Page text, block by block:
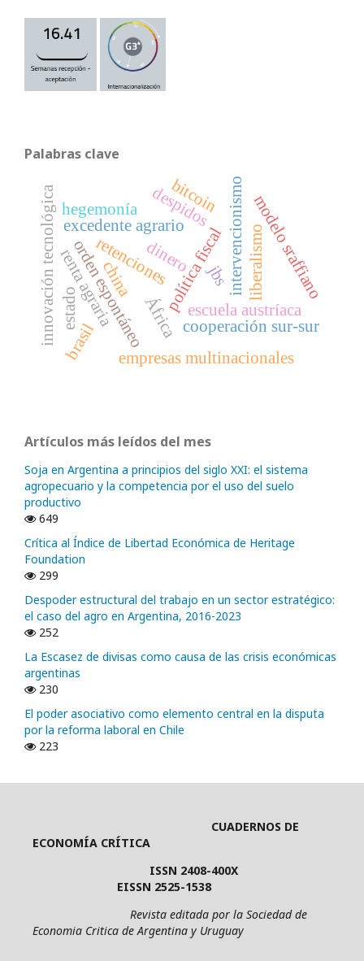
Palabras clave
política fiscal
excedente agrario
escuela austríaca
intervencionismoliberalismo
orden espontáneo
retenciones
renta agraria África
empresas multinacionales
china
cooperación sur-sur
modelo sraffiano
innovación tecnológica despidos
hegemonía
estado
dinero
bitcoin
jbs
brasil
Artículos más leídos del mes
Soja en Argentina a principios del siglo XXI: el sistema
agropecuario y la competencia por el uso del suelo
productivo
649
Crítica al Índice de Libertad Económica de Heritage
Foundation
299
Despoder estructural del trabajo en un sector estratégico:
el caso del agro en Argentina, 2016-2023
252
La Escasez de divisas como causa de las crisis económicas
argentinas
230
El poder asociativo como elemento central en la disputa
por la reforma laboral en Chile
223
CUADERNOS DE
ECONOMÍA CRÍTICA
ISSN 2408-400X
EISSN 2525-1538
Revista editada por la Sociedad de
Economia Critica de Argentina y Uruguay